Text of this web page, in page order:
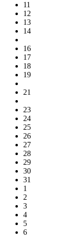
11
12
13
14
16
17
18
19
21
23
24
25
26
27
28
29
30
31
1
2
3
4
5
6